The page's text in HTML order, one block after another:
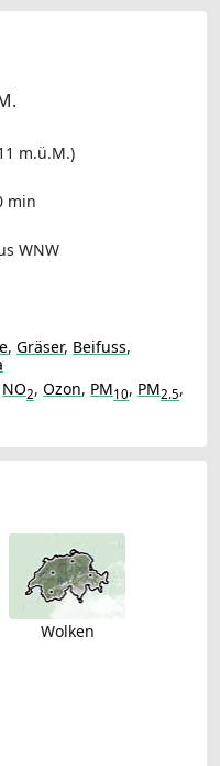
m.ü.M.)
min
WNW
, Gräser, Beifuss,
NO2, Ozon, PM10, PM2.5,
Wolken